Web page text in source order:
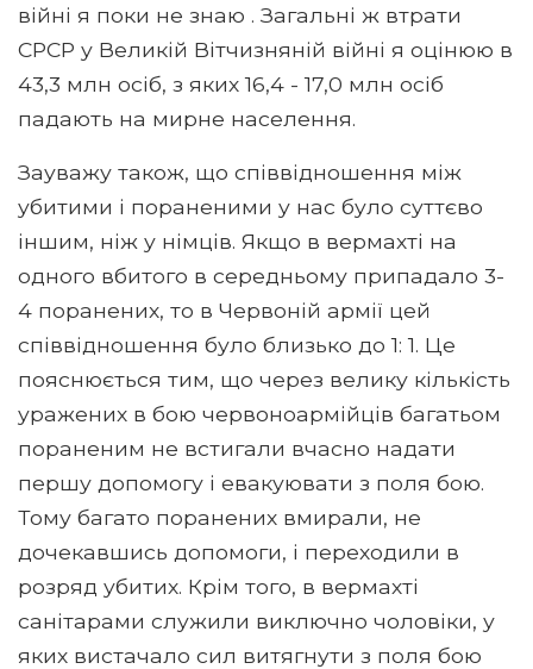
війні я поки не знаю . Загальні ж втрати
СРСР у Великій Вітчизняній війні я оцінюю в
43,3 млн осіб, з яких 16,4 - 17,0 млн осіб
падають на мирне населення.
Зауважу також, що співвідношення між
убитими і пораненими у нас було суттєво
іншим, ніж у німців. Якщо в вермахті на
одного вбитого в середньому припадало 3-
4 поранених, то в Червоній армії цей
співвідношення було близько до 1: 1. Це
пояснюється тим, що через велику кількість
уражених в бою червоноармійців багатьом
пораненим не встигали вчасно надати
першу допомогу і евакуювати з поля бою.
Тому багато поранених вмирали, не
дочекавшись допомоги, і переходили в
розряд убитих. Крім того, в вермахті
санітарами служили виключно чоловіки, у
яких вистачало сил витягнути з поля бою